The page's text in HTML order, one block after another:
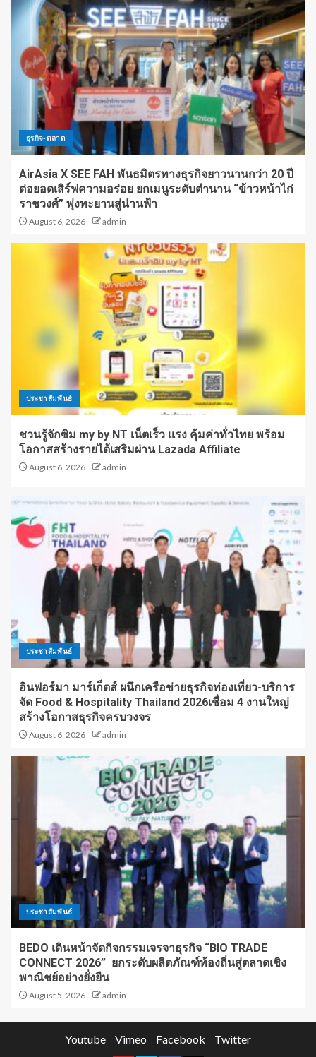
ธุรกิจ-ตลาด
AirAsia X SEE FAH พันธมิตรทางธุรกิจยาวนานกว่า 20 ปี
ต่อยอดเสิร์ฟความอร่อย ยกเมนูระดับตำนาน “ข้าวหน้าไก่
ราชวงศ์” พุ่งทะยานสู่น่านฟ้า
August 6, 2026 admin
ประชาสัมพันธ์
ชวนรู้จักซิม my by NT เน็ตเร็ว แรง คุ้มค่าทั่วไทย พร้อม
โอกาสสร้างรายได้เสริมผ่าน Lazada Affiliate
August 6, 2026 admin
ประชาสัมพันธ์
อินฟอร์มา มาร์เก็ตส์ ผนึกเครือข่ายธุรกิจท่องเที่ยว-บริการ
จัด Food & Hospitality Thailand 2026เชื่อม 4 งานใหญ่
สร้างโอกาสธุรกิจครบวงจร
August 6, 2026 admin
ประชาสัมพันธ์
BEDO เดินหน้าจัดกิจกรรมเจรจาธุรกิจ “BIO TRADE
CONNECT 2026” ยกระดับผลิตภัณฑ์ท้องถิ่นสู่ตลาดเชิง
พาณิชย์อย่างยั่งยืน
August 5, 2026 admin
Youtube Vimeo Facebook Twitter